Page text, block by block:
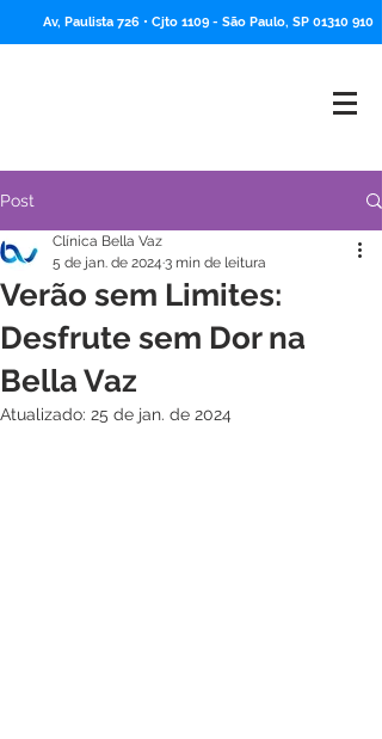
Av, Paulista 726 • Cjto 1109 - São Paulo, SP 01310 910
Post
Verão sem Limites:
Desfrute sem Dor na
Bella Vaz
Clínica Bella Vaz
5 de jan. de 2024 3 min de leitura
Atualizado: 25 de jan. de 2024